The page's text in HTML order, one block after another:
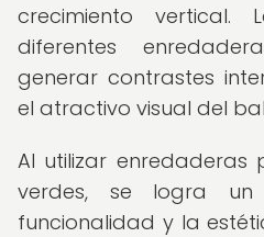
crecimiento vertical.
diferentes
generar contrastes
el atractivo visual del
Al utilizar
verdes, se logra un
funcionalidad y la